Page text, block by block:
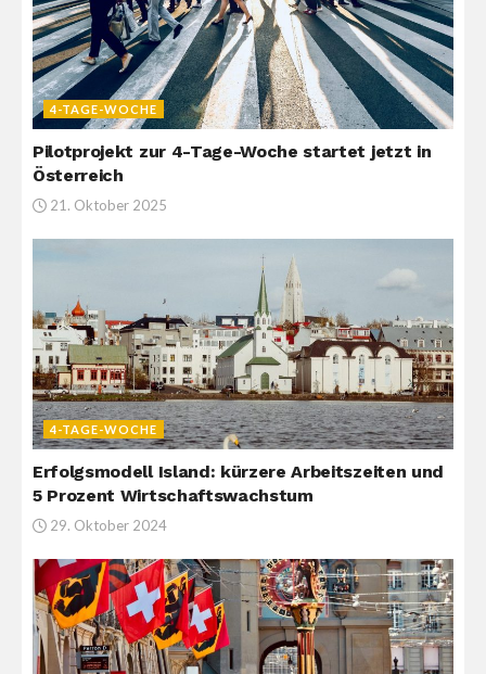
4-TAGE-WOCHE
Pilotprojekt zur 4-Tage-Woche startet jetzt in
Österreich
21. Oktober 2025
4-TAGE-WOCHE
Erfolgsmodell Island: kürzere Arbeitszeiten und
5 Prozent Wirtschaftswachstum
29. Oktober 2024